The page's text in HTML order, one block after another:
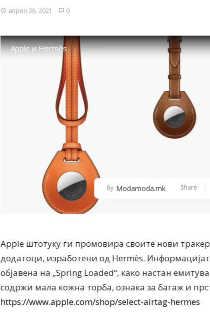
април 26, 2021 0
Apple и Hermès
By Modamoda.mk Share
Apple штотуку ги промовира своите нови
додатоци, изработени од Hermès.
објавена на „Spring Loaded“, како настан
содржи мала кожна торба, ознака за багаж и
https://www.apple.com/shop/select-airtag-hermes
Алшар – модна
30